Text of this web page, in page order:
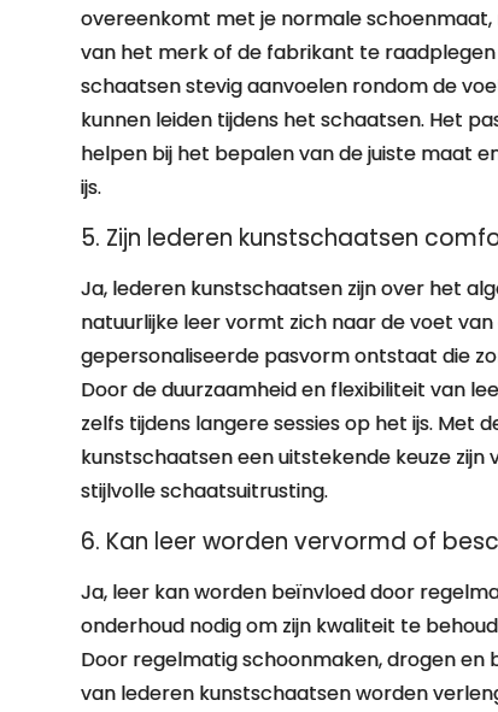
overeenkomt met je normale
van het merk of de fabrikant te
schaatsen stevig aanvoelen rondom de
kunnen leiden tijdens het schaatsen. Het
helpen bij het bepalen van de juiste maat
ijs.
5. Zijn lederen kunstschaatsen
Ja, lederen kunstschaatsen zijn over het
natuurlijke leer vormt zich naar de voet
gepersonaliseerde pasvorm ontstaat die
Door de duurzaamheid en flexibiliteit van
zelfs tijdens langere sessies op het ijs. Met
kunstschaatsen een uitstekende keuze
stijlvolle schaatsuitrusting.
6. Kan leer worden vervormd of
Ja, leer kan worden beïnvloed door
onderhoud nodig om zijn kwaliteit te
Door regelmatig schoonmaken, drogen
van lederen kunstschaatsen worden